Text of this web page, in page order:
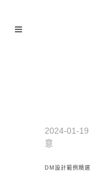
2024-01-19
意
DM設計範例精